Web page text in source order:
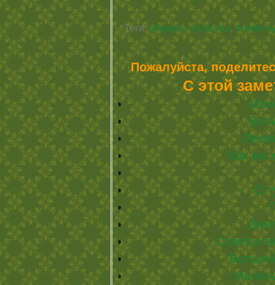
Теги:абрикос свойства, племя
Пожалуйста,
С этой
Как же
О
Советы